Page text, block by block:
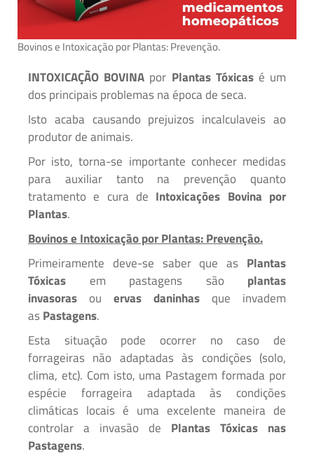
Bovinos e Intoxicação por Plantas: Prevenção.
INTOXICAÇÃO BOVINA por Plantas Tóxicasé um
dos principais problemas na época de seca.
Isto acaba causando prejuizos incalculaveis ao
produtor de animais.
Por isto, torna-se importante conhecer medidas
para auxiliar tanto na prevenção quanto
tratamento e cura de Intoxicações Bovina por
Plantas.
Bovinos e Intoxicação por Plantas: Prevenção.
Primeiramente deve-se saber que as Plantas
Tóxicas em pastagens são plantas
invasoras ou ervas daninhas que invadem
as Pastagens.
Esta situação pode ocorrer no caso de
forrageiras não adaptadas às condições (solo,
clima, etc). Com isto, uma Pastagem formada por
espécie forrageira adaptada às condições
climáticas locais é uma excelente maneira de
controlar a invasão de Plantas Tóxicas nas
Pastagens.